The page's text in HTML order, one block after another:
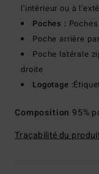
l'intérieur ou à
Poches :
Poche arrière
Poche latérale
droite
Logotage :
Composition 95%
Traçabilité du